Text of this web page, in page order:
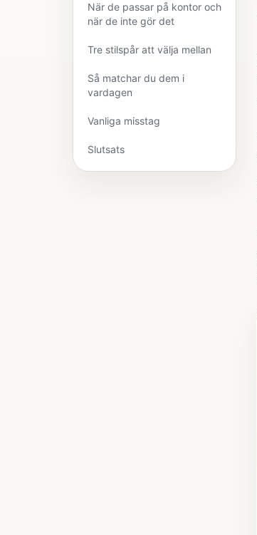
När de passar på kontor och
när de inte gör det
Tre stilspår att välja mellan
Så matchar du dem i
vardagen
Vanliga misstag
Slutsats